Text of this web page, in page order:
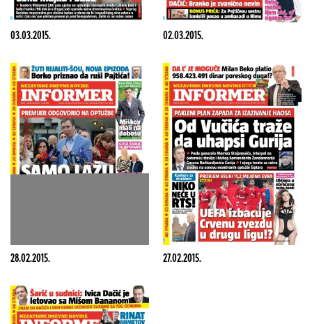
03.03.2015. 02.03.2015.
28.02.2015. 27.02.2015.